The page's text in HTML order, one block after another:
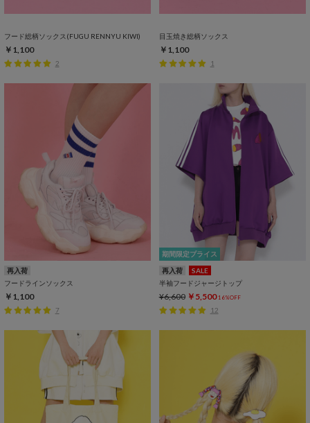
フード総柄ソックス(FUGU RENNYU KIWI)
￥1,100
2
目玉焼き総柄ソックス
￥1,100
1
再入荷
フードラインソックス
￥1,100
7
期間限定プライス
再入荷
SALE
半袖フードジャージトップ
¥6,600 ￥5,500 16%OFF
12